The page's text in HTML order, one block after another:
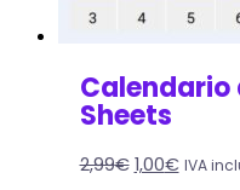
Calendario
Sheets
2,99€ 1,00€ IVA